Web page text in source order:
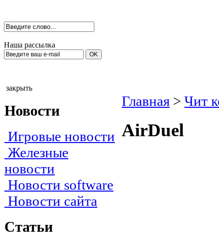
Наша рассылка
закрыть
Новости
Игровые новости
Железные
новости
Новости software
Новости сайта
Статьи
Главная > Чит
AirDuel